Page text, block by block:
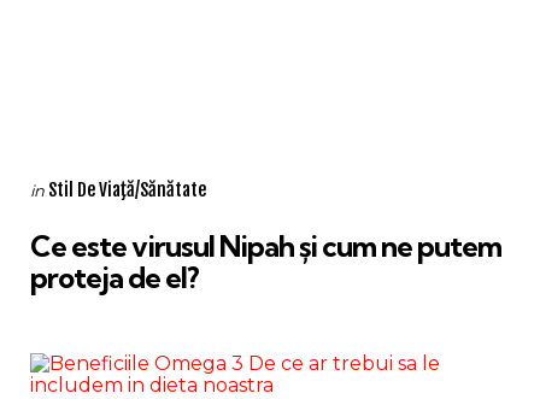
Categories
Posted
in Stil De Viaţă/Sănătate
Ce este virusul Nipah și cum ne putem
proteja de el?